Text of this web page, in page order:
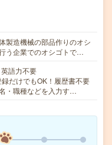
製造機械の部品作りのオシ
う企業でのオシゴトで…
語力不要
だけでもOK！履歴書不要
・職種などを入力す…